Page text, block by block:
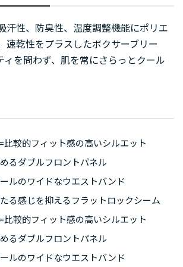
汗性、防臭性、温度調整機能にポリエ
速乾性をプラスしたボクサーブリー
ィを問わず、肌を常にさらっとクール
比較的フィット感の高いシルエット
るダブルフロントパネル
ルのワイドなウエストバンド
る感じを抑えるフラットロックシーム
比較的フィット感の高いシルエット
るダブルフロントパネル
ルのワイドなウエストバンド